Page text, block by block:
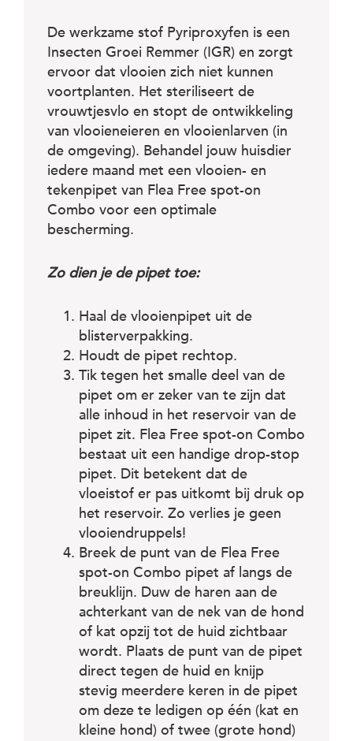
De werkzame stof Pyriproxyfen is een
Insecten Groei Remmer (IGR) en zorgt
ervoor dat vlooien zich niet kunnen
voortplanten. Het steriliseert de
vrouwtjesvlo en stopt de ontwikkeling
van vlooieneieren en vlooienlarven (in
de omgeving). Behandel jouw huisdier
iedere maand met een vlooien- en
tekenpipet van Flea Free spot-on
Combo voor een optimale
bescherming.
Zo dien je de pipet toe:
Haal de vlooienpipet uit de
blisterverpakking.
Houdt de pipet rechtop.
Tik tegen het smalle deel van de
pipet om er zeker van te zijn dat
alle inhoud in het reservoir van de
pipet zit. Flea Free spot-on Combo
bestaat uit een handige drop-stop
pipet. Dit betekent dat de
vloeistof er pas uitkomt bij druk op
het reservoir. Zo verlies je geen
vlooiendruppels!
Breek de punt van de Flea Free
spot-on Combo pipet af langs de
breuklijn. Duw de haren aan de
achterkant van de nek van de hond
of kat opzij tot de huid zichtbaar
wordt. Plaats de punt van de pipet
direct tegen de huid en knijp
stevig meerdere keren in de pipet
om deze te ledigen op één (kat en
kleine hond) of twee (grote hond)